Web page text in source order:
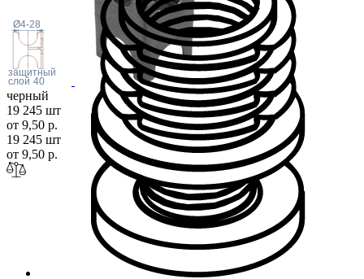
Ø4-28
защитный
слой 40
черный
19 245 шт
от 9,50 р.
19 245 шт
от 9,50 р.